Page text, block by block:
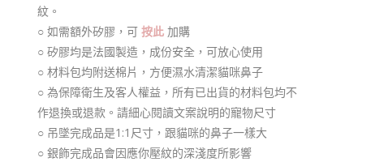
紋。
○ 如需額外矽膠，可 按此加購
○ 矽膠均是法國製造，成份安全，可放心使用
○ 材料包均附送棉片，方便濕水清潔貓咪鼻子
○ 為保障衛生及客人權益，所有已出貨的材料包均不
作退換或退款。請細心閱讀文案說明的寵物尺寸
○ 吊墜完成品是1:1尺寸，跟貓咪的鼻子一樣大
○ 銀飾完成品會因應你壓紋的深淺度所影響